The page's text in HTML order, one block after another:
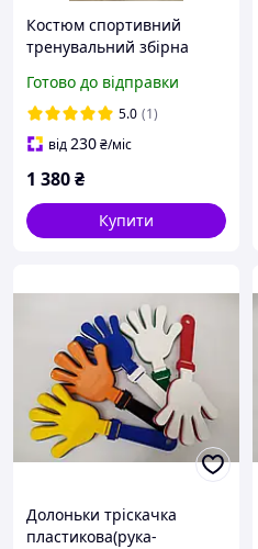
Костюм спортивний
тренувальний збірна
жовтий.
Готово до відправки
5.0 (1)
від230₴/міс
1 380₴
Купити
Долоньки тріскачка
пластикова(рука-